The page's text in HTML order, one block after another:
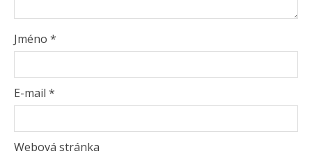
Jméno *
E-mail *
Webová stránka